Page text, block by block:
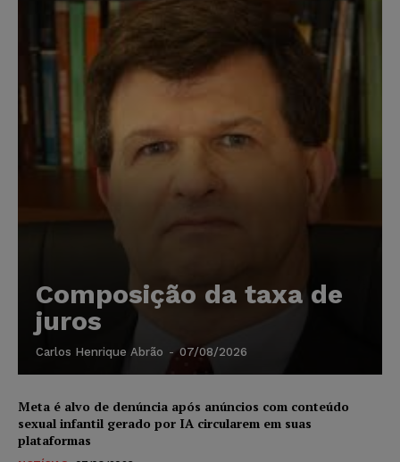
Composição da taxa de
juros
Carlos Henrique Abrão - 07/08/2026
Meta é alvo de denúncia após anúncios com conteúdo
sexual infantil gerado por IA circularem em suas
plataformas